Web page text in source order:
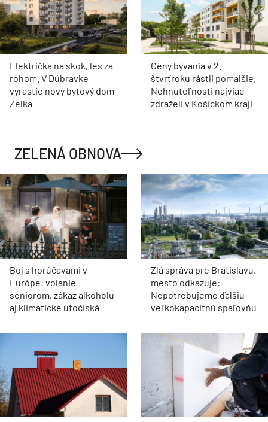
Električka na skok, les za
rohom. V Dúbravke
vyrastie nový bytový dom
Zelka
Ceny bývania v 2.
štvrťroku rástli pomalšie.
Nehnuteľnosti najviac
zdraželi v Košickom kraji
ZELENÁ OBNOVA
Boj s horúčavami v
Európe: volanie
seniorom, zákaz alkoholu
aj klimatické útočiská
Zlá správa pre Bratislavu,
mesto odkazuje:
Nepotrebujeme ďalšiu
veľkokapacitnú spaľovňu